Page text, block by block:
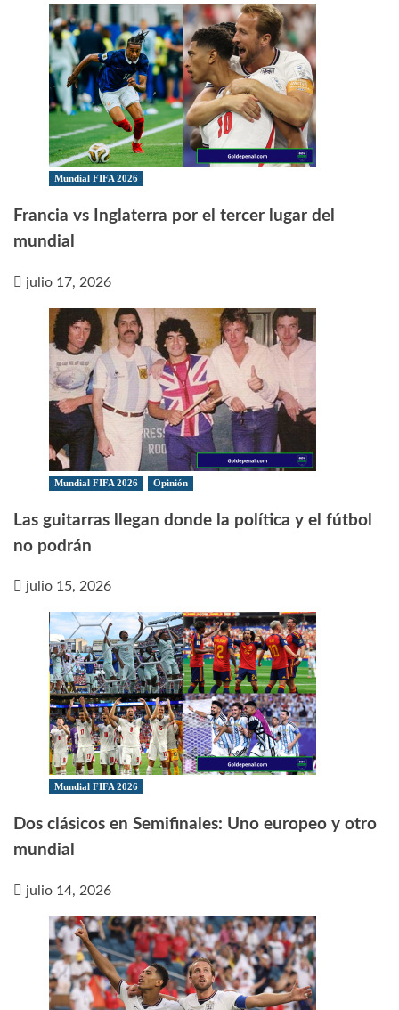
Mundial FIFA 2026
Francia vs Inglaterra por el tercer lugar del
mundial
julio 17, 2026
Mundial FIFA 2026 Opinión
Las guitarras llegan donde la política y el fútbol
no podrán
julio 15, 2026
Mundial FIFA 2026
Dos clásicos en Semifinales: Uno europeo y otro
mundial
julio 14, 2026